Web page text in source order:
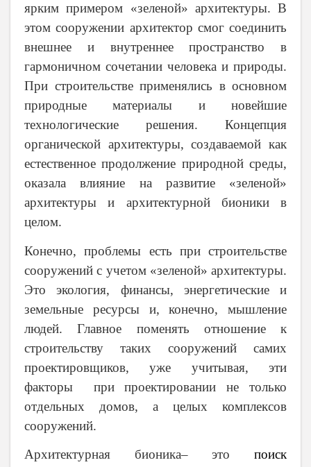
ярким примером «зеленой» архитектуры. В
этом сооружении архитектор смог соединить
внешнее и внутреннее пространство в
гармоничном сочетании человека и природы.
При строительстве применялись в основном
природные материалы и новейшие
технологические решения. Концепция
органической архитектуры, создаваемой как
естественное продолжение природной среды,
оказала влияние на развитие «зеленой»
архитектуры и архитектурной бионики в
целом.
Конечно, проблемы есть при строительстве
сооружений с учетом «зеленой» архитектуры.
Это экология, финансы, энергетические и
земельные ресурсы и, конечно, мышление
людей. Главное поменять отношение к
строительству таких сооружений самих
проектировщиков, уже учитывая, эти
факторы при проектировании не только
отдельных домов, а целых комплексов
сооружений.
Архитектурная бионика– это поиск